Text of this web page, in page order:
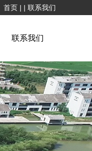
首页 | | 联系我们
联系我们